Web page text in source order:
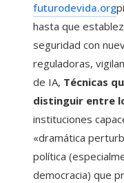
futurodevida.org
hasta que
seguridad con
reguladoras,
de IA, Técnicas
distinguir entre
instituciones
«dramática
política
democracia) que